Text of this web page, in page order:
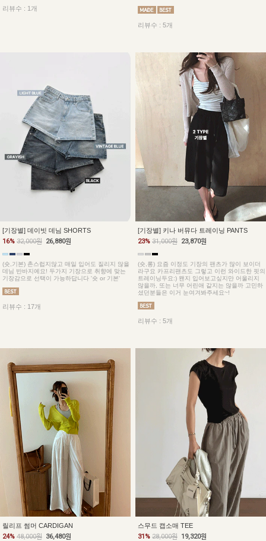
리뷰수 : 1개
리뷰수 : 5개
[기장별] 데이빗 데님 SHORTS
16% 32,000원 26,880원
(숏,기본) 촌스럽지않고 매일 입어도 질리지 않을
데님 반바지예요! 두가지 기장으로 취향에 맞는
기장감으로 선택이 가능하답니다 '숏 or 기본'
리뷰수 : 17개
[기장별] 키나 버뮤다 트레이닝 PANTS
23% 31,000원 23,870원
(숏,롱) 요즘 이정도 기장의 팬츠가 많이 보이더
라구요 카프리팬츠도 그렇고 이런 와이드한 핏의
트레이닝두요:) 왠지 입어보고싶지만 어울리지
않을까, 또는 너무 어린애 같지는 않을까 고민하
셨던분들은 이거 눈여겨봐주세요~!
리뷰수 : 5개
릴리프 썸머 CARDIGAN
24% 48,000원 36,480원
스무드 캡소매 TEE
31% 28,000원 19,320원